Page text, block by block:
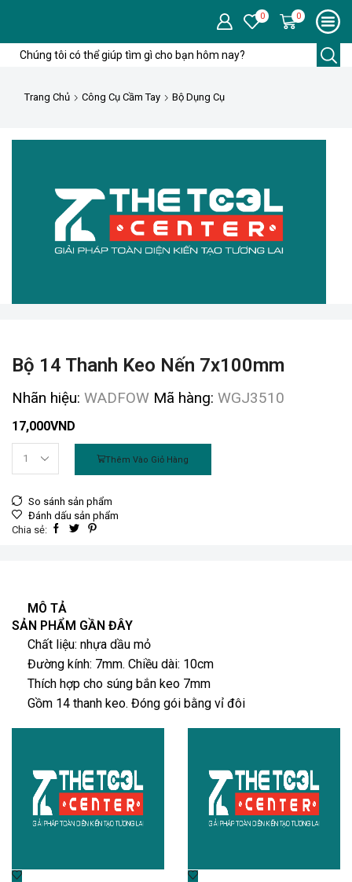
0 0
Trường
kiếm
Trang Chủ Công Cụ Cầm Tay Bộ Dụng Cụ
Bộ 14 Thanh Keo Nến 7x100mm
Nhãn hiệu: WADFOW Mã hàng: WGJ3510
17,000VND
Bộ
keo
nến
7x100mm
Thêm Vào Giỏ Hàng
So sánh sản phẩm
Đánh dấu sản phẩm
Chia sẻ:
MÔ TẢ
SẢN PHẨM GẦN ĐÂY
Chất liệu: nhựa dầu mỏ
Đường kính: 7mm. Chiều dài: 10cm
Thích hợp cho súng bắn keo 7mm
Gồm 14 thanh keo. Đóng gói bằng vỉ đôi